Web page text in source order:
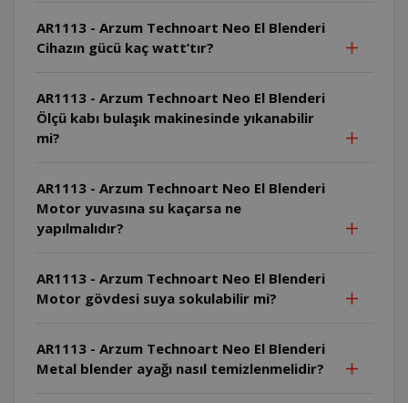
AR1113 - Arzum Technoart Neo El Blenderi
Cihazın gücü kaç watt’tır?
AR1113 - Arzum Technoart Neo El Blenderi
Ölçü kabı bulaşık makinesinde yıkanabilir
mi?
AR1113 - Arzum Technoart Neo El Blenderi
Motor yuvasına su kaçarsa ne
yapılmalıdır?
AR1113 - Arzum Technoart Neo El Blenderi
Motor gövdesi suya sokulabilir mi?
AR1113 - Arzum Technoart Neo El Blenderi
Metal blender ayağı nasıl temizlenmelidir?